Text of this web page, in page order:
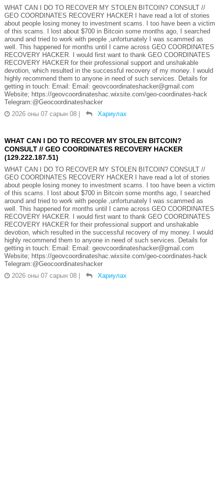
WHAT CAN I DO TO RECOVER MY STOLEN BITCOIN? CONSULT //
GEO COORDINATES RECOVERY HACKER I have read a lot of stories
about people losing money to investment scams. I too have been a victim
of this scams. I lost about $700 in Bitcoin some months ago, I searched
around and tried to work with people ,unfortunately I was scammed as
well. This happened for months until I came across GEO COORDINATES
RECOVERY HACKER. I would first want to thank GEO COORDINATES
RECOVERY HACKER for their professional support and unshakable
devotion, which resulted in the successful recovery of my money. I would
highly recommend them to anyone in need of such services. Details for
getting in touch: Email: Email: geovcoordinateshacker@gmail.com
Website; https://geovcoordinateshac.wixsite.com/geo-coordinates-hack
Telegram:@Geocoordinateshacker
2026 оны 07 сарын 08 | Хариулах
WHAT CAN I DO TO RECOVER MY STOLEN BITCOIN?
CONSULT // GEO COORDINATES RECOVERY HACKER
(129.222.187.51)
WHAT CAN I DO TO RECOVER MY STOLEN BITCOIN? CONSULT //
GEO COORDINATES RECOVERY HACKER I have read a lot of stories
about people losing money to investment scams. I too have been a victim
of this scams. I lost about $700 in Bitcoin some months ago, I searched
around and tried to work with people ,unfortunately I was scammed as
well. This happened for months until I came across GEO COORDINATES
RECOVERY HACKER. I would first want to thank GEO COORDINATES
RECOVERY HACKER for their professional support and unshakable
devotion, which resulted in the successful recovery of my money. I would
highly recommend them to anyone in need of such services. Details for
getting in touch: Email: Email: geovcoordinateshacker@gmail.com
Website; https://geovcoordinateshac.wixsite.com/geo-coordinates-hack
Telegram:@Geocoordinateshacker
2026 оны 07 сарын 08 | Хариулах